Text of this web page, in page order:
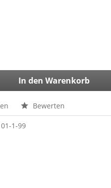
In den Warenkorb
Bewerten
1-99